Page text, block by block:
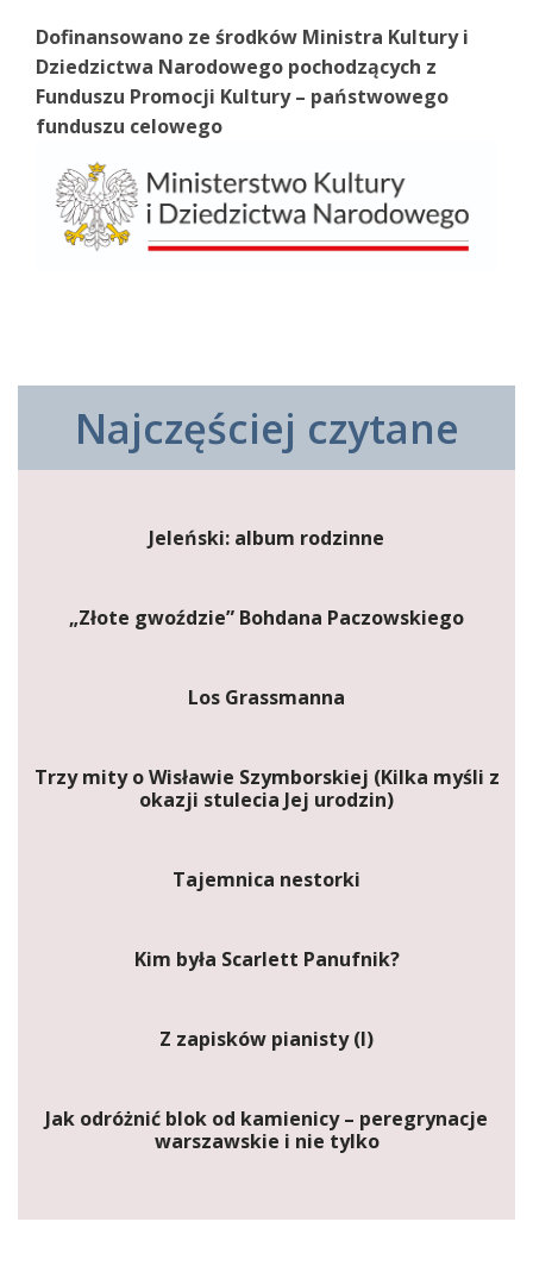
Dofinansowano ze środków Ministra Kultury i
Dziedzictwa Narodowego pochodzących z
Funduszu Promocji Kultury – państwowego
funduszu celowego
Najczęściej czytane
Jeleński: album rodzinne
„Złote gwoździe” Bohdana Paczowskiego
Los Grassmanna
Trzy mity o Wisławie Szymborskiej (Kilka myśli z
okazji stulecia Jej urodzin)
Tajemnica nestorki
Kim była Scarlett Panufnik?
Z zapisków pianisty (I)
Jak odróżnić blok od kamienicy – peregrynacje
warszawskie i nie tylko